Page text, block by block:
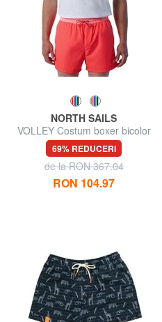
NORTH SAILS
VOLLEY Costum boxer bicolor
69% REDUCERI
de la RON 367.04
RON 104.97